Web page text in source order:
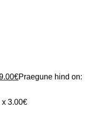
€Praegune hind on:
x 3.00€